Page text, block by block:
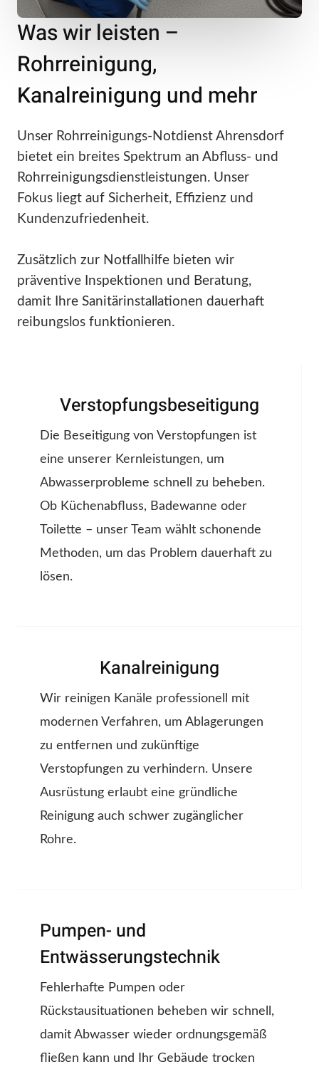
Was wir leisten –
Rohrreinigung,
Kanalreinigung und mehr
Unser Rohrreinigungs-Notdienst Ahrensdorf
bietet ein breites Spektrum an Abfluss- und
Rohrreinigungsdienstleistungen. Unser
Fokus liegt auf Sicherheit, Effizienz und
Kundenzufriedenheit.
Zusätzlich zur Notfallhilfe bieten wir
präventive Inspektionen und Beratung,
damit Ihre Sanitärinstallationen dauerhaft
reibungslos funktionieren.
Verstopfungsbeseitigung
Die Beseitigung von Verstopfungen ist
eine unserer Kernleistungen, um
Abwasserprobleme schnell zu beheben.
Ob Küchenabfluss, Badewanne oder
Toilette – unser Team wählt schonende
Methoden, um das Problem dauerhaft zu
lösen.
Kanalreinigung
Wir reinigen Kanäle professionell mit
modernen Verfahren, um Ablagerungen
zu entfernen und zukünftige
Verstopfungen zu verhindern. Unsere
Ausrüstung erlaubt eine gründliche
Reinigung auch schwer zugänglicher
Rohre.
Pumpen- und
Entwässerungstechnik
Fehlerhafte Pumpen oder
Rückstausituationen beheben wir schnell,
damit Abwasser wieder ordnungsgemäß
fließen kann und Ihr Gebäude trocken